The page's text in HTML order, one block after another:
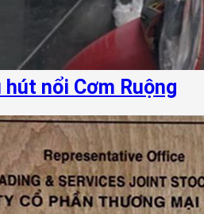
hút nổi Cơm Ruộng